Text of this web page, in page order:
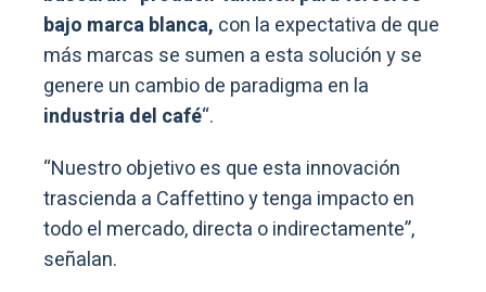
bajo marca blanca, con la expectativa de que
más marcas se sumen a esta solución y se
genere un cambio de paradigma en la
industria del café“.
“Nuestro objetivo es que esta innovación
trascienda a Caffettino y tenga impacto en
todo el mercado, directa o indirectamente”,
señalan.